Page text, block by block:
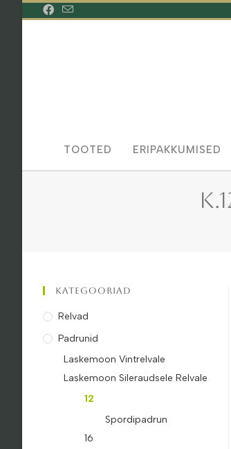
TOOTED ERIPAKKUMISED
Kategooriad
Relvad
Padrunid
Laskemoon Vintrelvale
Laskemoon Sileraudsele Relvale
12
Spordipadrun
16